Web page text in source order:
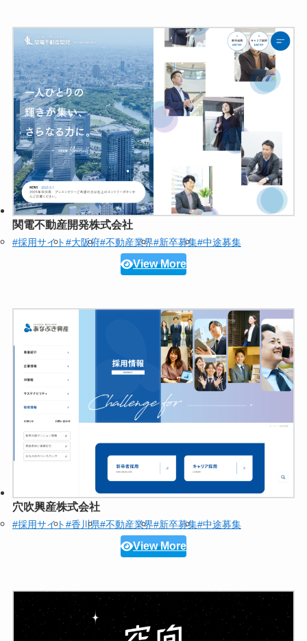
関電不動産開発株式会社
#採用サイト#大阪府#不動産業界#新卒募集#中途募集
View More
穴吹興産株式会社
#採用サイト#香川県#不動産業界#新卒募集#中途募集
View More